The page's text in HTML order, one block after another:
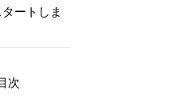
ートしま
次